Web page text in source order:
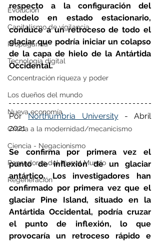
Evolución
Capitalismo de vigilancia
Propaganda
Tecnología digital
Concentración riqueza y poder
Los dueños del mundo
Nueva economía
Crítica a la modernidad/mecanicismo
Ciencia - Negacionismo
Pensadores del Nuevo Mundo
Regeneración
respecto a la configuración del
modelo en estado estacionario,
conduce a un retroceso de todo el
glaciar que podría iniciar un colapso
de la capa de hielo de la Antártida
Occidental.
Por Northumbria University - Abril
2021
Se confirma por primera vez el
punto de inflexión de un glaciar
antártico. Los investigadores han
confirmado por primera vez que el
glaciar Pine Island, situado en la
Antártida Occidental, podría cruzar
el punto de inflexión, lo que
provocaría un retroceso rápido e